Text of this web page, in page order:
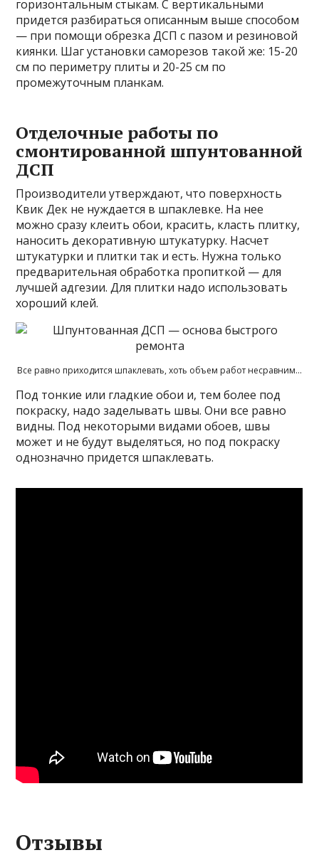
горизонтальным стыкам. С вертикальными
придется разбираться описанным выше способом
— при помощи обрезка ДСП с пазом и резиновой
киянки. Шаг установки саморезов такой же: 15-20
см по периметру плиты и 20-25 см по
промежуточным планкам.
Отделочные работы по
смонтированной шпунтованной
ДСП
Производители утверждают, что поверхность
Квик Дек не нуждается в шпаклевке. На нее
можно сразу клеить обои, красить, класть плитку,
наносить декоративную штукатурку. Насчет
штукатурки и плитки так и есть. Нужна только
предварительная обработка пропиткой — для
лучшей адгезии. Для плитки надо использовать
хороший клей.
Все равно приходится шпаклевать, хоть объем работ несравним…
Под тонкие или гладкие обои и, тем более под
покраску, надо заделывать швы. Они все равно
видны. Под некоторыми видами обоев, швы
может и не будут выделяться, но под покраску
однозначно придется шпаклевать.
Отзывы